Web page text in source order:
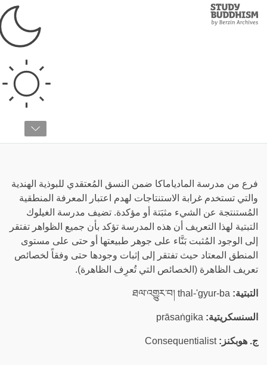
Study
Buddhism
فرع من مدرسة المادياماكا ضمن النسق المُعتقدي للبوذية الهندية
والتي تستخدم غرابة الاستنتاجات لهدم اعتبار المعرفة المنطقية
المُستنتجة عن الشيء مثبَتة أو مؤكدة. تضيف مدرسة الغيلوك
التبتية لهذا التعريف أن هذه المدرسة تؤكد بأن جميع الظواهر تفتقر
إلى الوجود المُثبت بَنَّاء على جوهر طبيعتها أو حتى على مستوى
المنطق المعتاد حيث تفتقر إلى إثبات وجودها حتى وفقاً لخصائص
تعريف الظاهرة (الخصائص التي تُعرِف الظاهرة).
التبتية:
السنسكريتية:
ج. هوبكنز: Consequentialist